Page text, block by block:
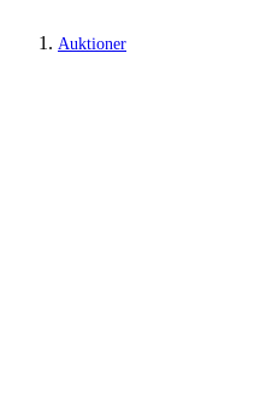
Auktioner